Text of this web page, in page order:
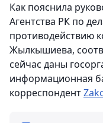
Как пояснила
Агентства РК по
противодействию
Жылкышиева,
сейчас даны
информационная
корреспондент